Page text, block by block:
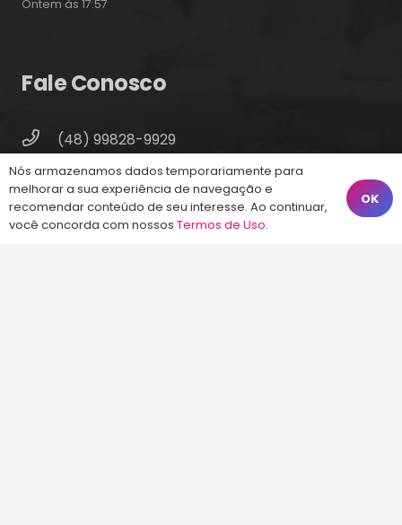
Ontem às 17:57
Fale Conosco
(48) 99828-9929
Calçadão João Pinto, 212 – Centro
Florianópolis – SC, 88010-420
atendimento@energiaconcursos.com.br
Nós armazenamos dados temporariamente para
melhorar a sua experiência de navegação e
recomendar conteúdo de seu interesse. Ao continuar,
você concorda com nossos Termos de Uso.
OK